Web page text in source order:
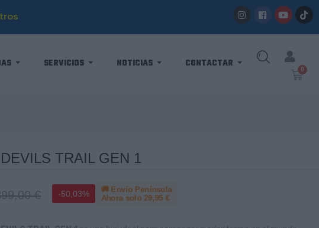
SERVICIOS NOTICIAS CONTACTAR
TRAIL GEN 1
€ -50,03%
🚚 Envío Península
Ahora solo 29,95 €